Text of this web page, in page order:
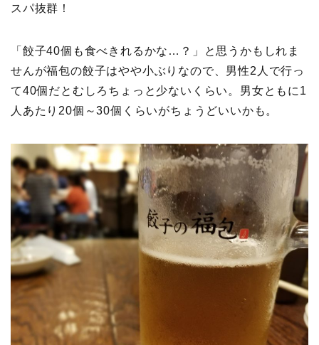
スパ抜群！
「餃子40個も食べきれるかな…？」と思うかもしれま
せんが福包の餃子はやや小ぶりなので、男性2人で行っ
て40個だとむしろちょっと少ないくらい。男女ともに1
人あたり20個～30個くらいがちょうどいいかも。